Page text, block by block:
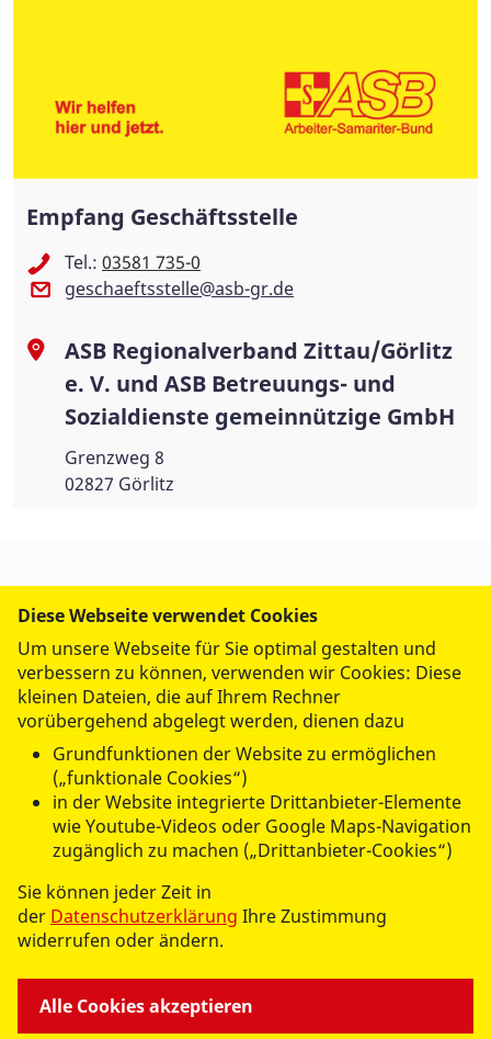
Empfang Geschäftsstelle
Tel.: 03581 735-0
geschaeftsstelle@asb-gr.de
ASB Regionalverband Zittau/Görlitz
e. V. und ASB Betreuungs- und
Sozialdienste gemeinnützige GmbH
Grenzweg 8
02827 Görlitz
WIR IM ASB
UNSERE LEISTUNGEN
MITMACHEN UND HELFEN
© 2026 ASB RV Zittau/Görlitz e.V.
Impressum
Diese Webseite verwendet Cookies
Um unsere Webseite für Sie optimal gestalten und
verbessern zu können, verwenden wir Cookies: Diese
kleinen Dateien, die auf Ihrem Rechner
vorübergehend abgelegt werden, dienen dazu
Grundfunktionen der Website zu ermöglichen
(„funktionale Cookies“)
in der Website integrierte Drittanbieter-Elemente
wie Youtube-Videos oder Google Maps-Navigation
zugänglich zu machen („Drittanbieter-Cookies“)
Sie können jeder Zeit in
der Datenschutzerklärung Ihre Zustimmung
widerrufen oder ändern.
Alle Cookies akzeptieren